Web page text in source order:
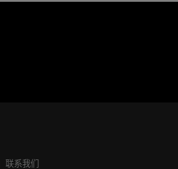
联系我们